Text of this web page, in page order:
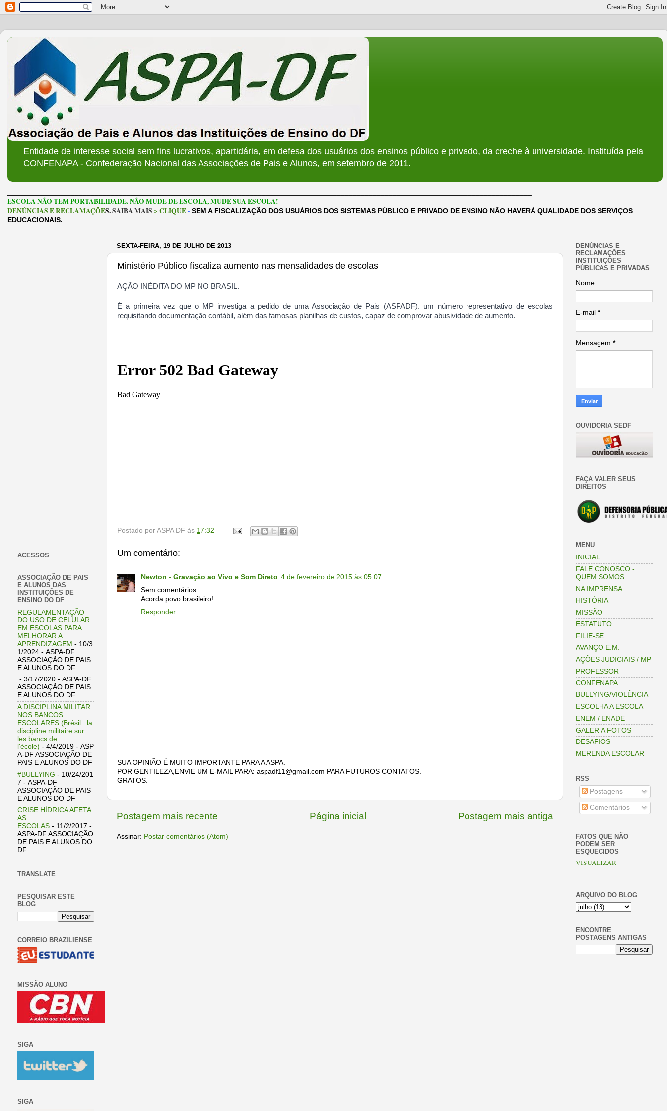
Entidade de interesse social sem fins lucrativos, apartidária, em defesa dos usuários dos ensinos público e privado, da creche à universidade. Instituída pela
CONFENAPA - Confederação Nacional das Associações de Pais e Alunos, em setembro de 2011.
ESCOLA NÃO TEM PORTABILIDADE. NÃO MUDE DE ESCOLA, MUDE SUA ESCOLA!
DENÚNCIAS E RECLAMAÇÕES.SAIBA MAIS > CLIQUE- SEM A FISCALIZAÇÃO DOS USUÁRIOS DOS SISTEMAS PÚBLICO E PRIVADO DE ENSINO NÃO HAVERÁ QUALIDADE DOS SERVIÇOS
EDUCACIONAIS.
SEXTA-FEIRA, 19 DE JULHO DE 2013
Ministério Público fiscaliza aumento nas mensalidades de escolas
AÇÃO INÉDITA DO MP NO BRASIL.
É a primeira vez que o MP investiga a pedido de uma Associação de Pais (ASPADF), um número representativo de escolas
requisitando documentação contábil, além das famosas planilhas de custos, capaz de comprovar abusividade de aumento.
Postado por ASPA DF às 17:32
Um comentário:
Newton - Gravação ao Vivo e Som Direto 4 de fevereiro de 2015 às 05:07
Sem comentários...
Acorda povo brasileiro!
Responder
SUA OPINIÃO É MUITO IMPORTANTE PARA A ASPA.
POR GENTILEZA,ENVIE UM E-MAIL PARA: aspadf11@gmail.com PARA FUTUROS CONTATOS.
GRATOS.
Postagem mais recente Postagem mais antiga
Página inicial
Assinar: Postar comentários (Atom)
ACESSOS
ASSOCIAÇÃO DE PAIS
E ALUNOS DAS
INSTITUIÇÕES DE
ENSINO DO DF
REGULAMENTAÇÃO
DO USO DE CELULAR
EM ESCOLAS PARA
MELHORAR A
APRENDIZAGEM - 10/3
1/2024 - ASPA-DF
ASSOCIAÇÃO DE PAIS
E ALUNOS DO DF
- 3/17/2020 - ASPA-DF
ASSOCIAÇÃO DE PAIS
E ALUNOS DO DF
A DISCIPLINA MILITAR
NOS BANCOS
ESCOLARES (Brésil : la
discipline militaire sur
les bancs de
l'école) - 4/4/2019 - ASP
A-DF ASSOCIAÇÃO DE
PAIS E ALUNOS DO DF
#BULLYING - 10/24/201
7 - ASPA-DF
ASSOCIAÇÃO DE PAIS
E ALUNOS DO DF
CRISE HÍDRICA AFETA
AS
ESCOLAS - 11/2/2017 -
ASPA-DF ASSOCIAÇÃO
DE PAIS E ALUNOS DO
DF
TRANSLATE
PESQUISAR ESTE
BLOG
CORREIO BRAZILIENSE
MISSÃO ALUNO
SIGA
SIGA
DENÚNCIAS E
RECLAMAÇÕES
INSTITUIÇÕES
PÚBLICAS E PRIVADAS
Nome
E-mail *
Mensagem *
OUVIDORIA SEDF
FAÇA VALER SEUS
DIREITOS
MENU
INICIAL
FALE CONOSCO -
QUEM SOMOS
NA IMPRENSA
HISTÓRIA
MISSÃO
ESTATUTO
FILIE-SE
AVANÇO E.M.
AÇÕES JUDICIAIS / MP
PROFESSOR
CONFENAPA
BULLYING/VIOLÊNCIA
ESCOLHA A ESCOLA
ENEM / ENADE
GALERIA FOTOS
DESAFIOS
MERENDA ESCOLAR
RSS
Postagens
Comentários
FATOS QUE NÃO
PODEM SER
ESQUECIDOS
VISUALIZAR
ARQUIVO DO BLOG
ENCONTRE
POSTAGENS ANTIGAS